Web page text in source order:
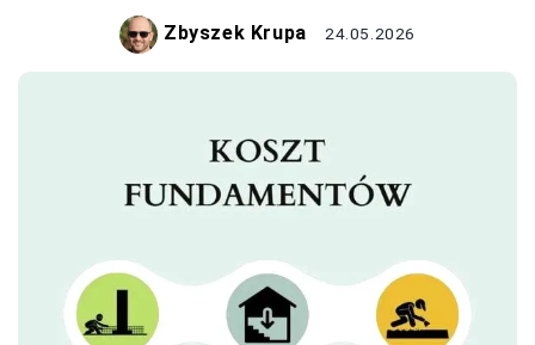
Zbyszek Krupa 24.05.2026